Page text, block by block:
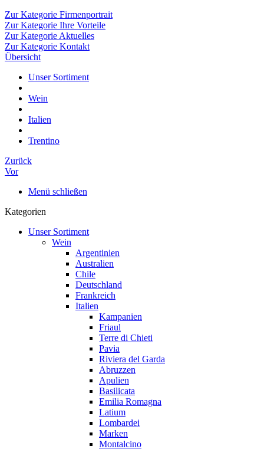
Zur Kategorie Firmenportrait
Zur Kategorie Ihre Vorteile
Zur Kategorie Aktuelles
Zur Kategorie Kontakt
Übersicht
Unser Sortiment
Wein
Italien
Trentino
Zurück
Vor
Menü schließen
Kategorien
Unser Sortiment
Wein
Argentinien
Australien
Chile
Deutschland
Frankreich
Italien
Kampanien
Friaul
Terre di Chieti
Pavia
Riviera del Garda
Abruzzen
Apulien
Basilicata
Emilia Romagna
Latium
Lombardei
Marken
Montalcino